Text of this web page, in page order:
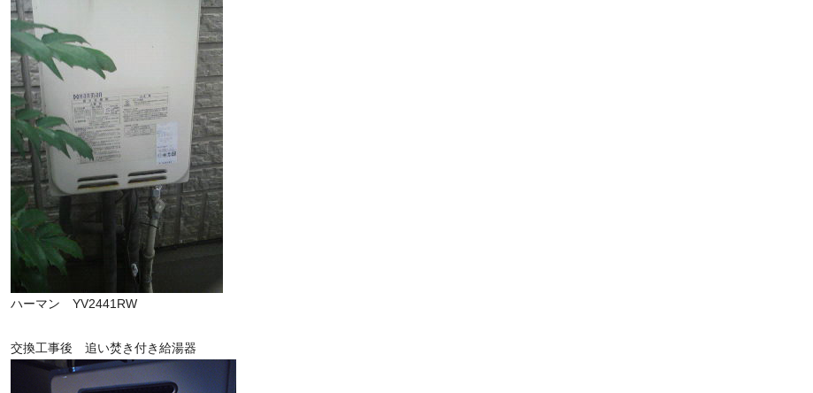
ハーマン YV2441RW
交換工事後 追い焚き付き給湯器